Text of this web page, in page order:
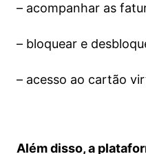
– acompanhar as
– bloquear e
– acesso ao cartão
Além disso, a